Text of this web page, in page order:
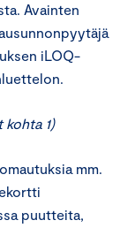
Avainten
iLOQ-
1)
mm.
puutteita,